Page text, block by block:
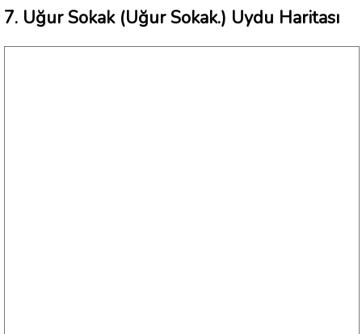
7. Uğur Sokak (Uğur Sokak.) Uydu Haritası